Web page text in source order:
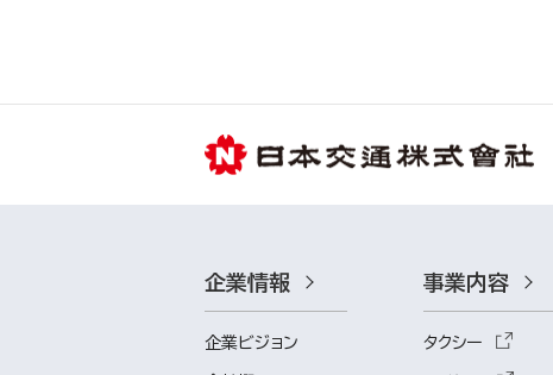
企業情報
企業ビジョン
事業内容
タクシー